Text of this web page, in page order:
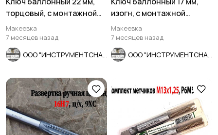
торцовый, с монтажной
лопаткой, оцинков, СССР.
Макеевка
7 месяцев назад
изогн, с монтажной
лопаткой, оцинкованный,
СССР.
Макеевка
7 месяцев назад